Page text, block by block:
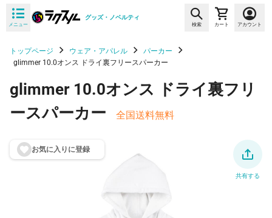
メニュー
グッズ・ノベルティ
検索 カート アカウント
トップページ ウェア・アパレル
パーカー
glimmer 10.0オンス ドライ裏フリースパーカー
glimmer 10.0オンス ドライ裏フリ
ースパーカー
全国送料無料
お気に入りに登録
共有する